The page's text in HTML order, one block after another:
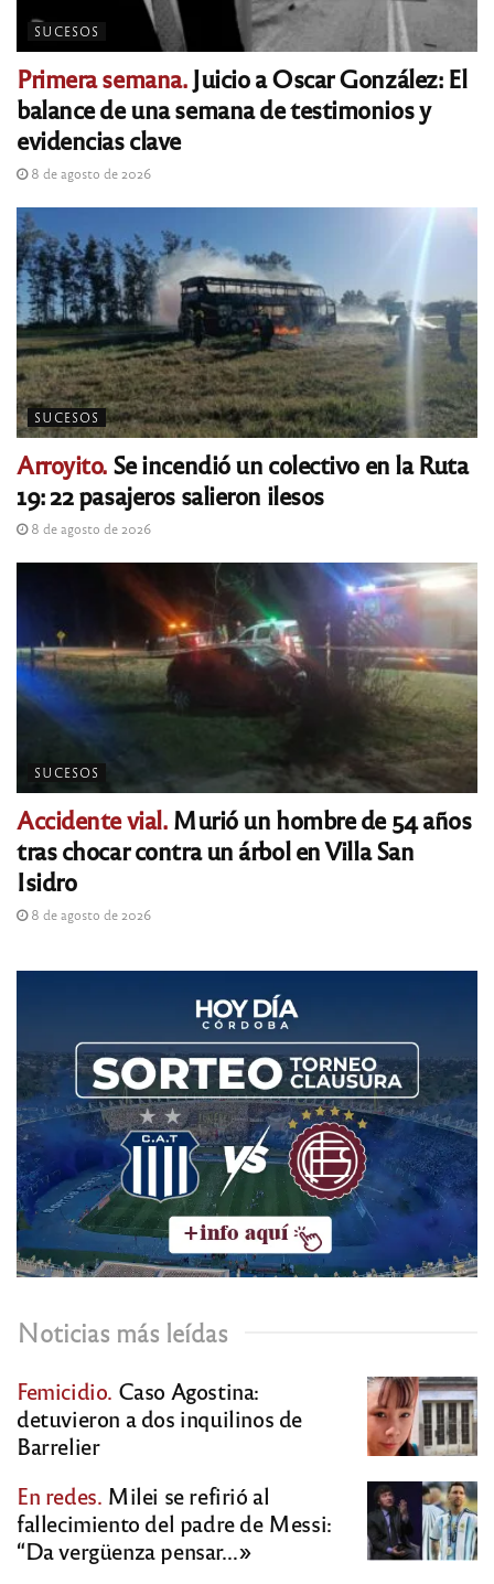
SUCESOS
Primera semana.Juicio a Oscar González: El
balance de una semana de testimonios y
evidencias clave
8 de agosto de 2026
SUCESOS
Arroyito. Se incendió un colectivo en la Ruta
19: 22 pasajeros salieron ilesos
8 de agosto de 2026
SUCESOS
Accidente vial.Murió un hombre de 54 años
tras chocar contra un árbol en Villa San
Isidro
8 de agosto de 2026
Noticias más leídas
Femicidio. Caso Agostina:
detuvieron a dos inquilinos de
Barrelier
En redes. Milei se refirió al
fallecimiento del padre de Messi:
“Da vergüenza pensar…»